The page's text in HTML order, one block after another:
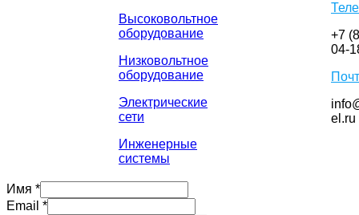
Высоковольтное
оборудование
Низковольтное
оборудование
Электрические
сети
Инженерные
системы
+7
04-
el.ru
Имя *
Email *